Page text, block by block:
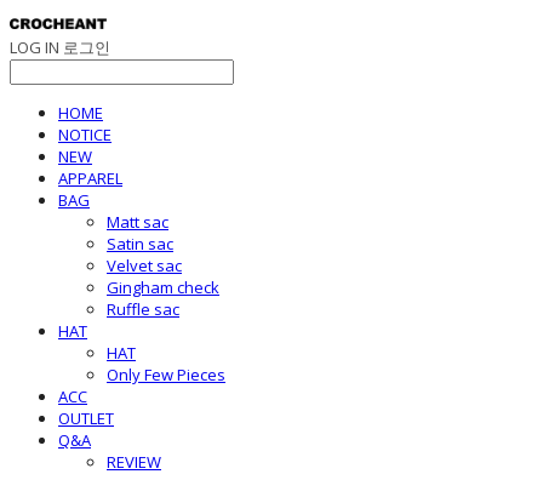
LOG IN 로그인
HOME
NOTICE
NEW
APPAREL
BAG
Matt sac
Satin sac
Velvet sac
Gingham check
Ruffle sac
HAT
HAT
Only Few Pieces
ACC
OUTLET
Q&A
REVIEW